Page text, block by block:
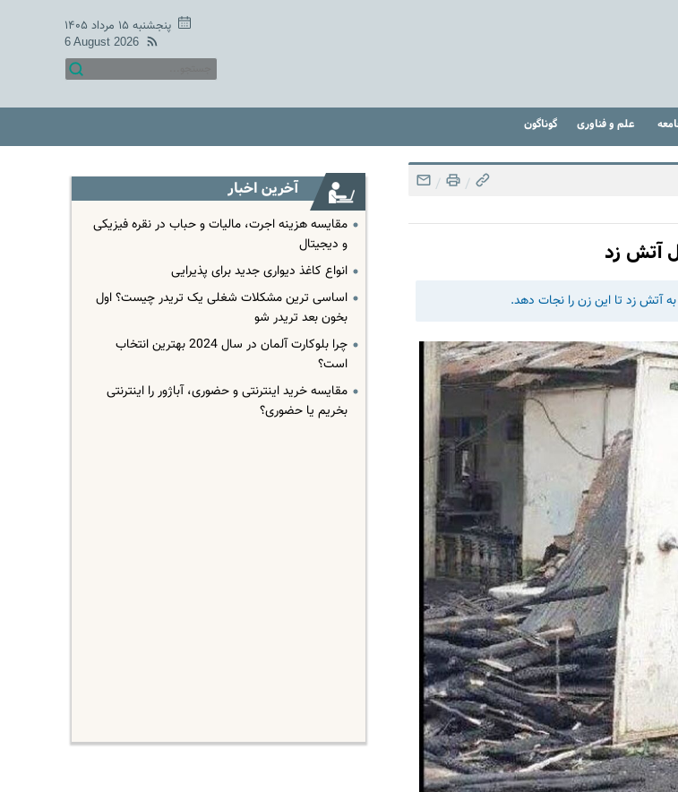
پنجشنبه ۱۵ مرداد ۱۴۰۵
6 August 2026
علم و فناوری گوناگون
/
/
آتش زد
آتش زد تا این زن را نجات دهد.
آخرین اخبار
مقایسه هزینه اجرت، مالیات و حباب در نقره فیزیکی
و دیجیتال
انواع کاغذ دیواری جدید برای پذیرایی
اساسی ترین مشکلات شغلی یک تریدر چیست؟ اول
بخون بعد تریدر شو
چرا بلوکارت آلمان در سال 2024 بهترین انتخاب
است؟
مقایسه خرید اینترنتی و حضوری، آباژور را اینترنتی
بخریم یا حضوری؟